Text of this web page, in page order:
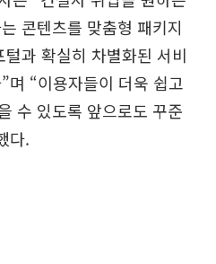
콘텐츠를 맞춤형 패키지
과 확실히 차별화된 서비
며 “이용자들이 더욱 쉽고
수 있도록 앞으로도 꾸준
다.